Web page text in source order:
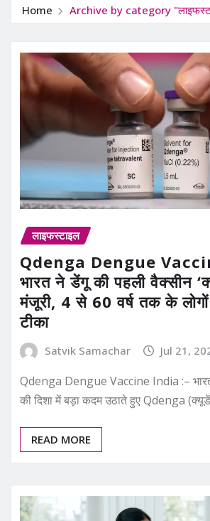
Home Archive by category
लाइफस्टाइल
Qdenga Dengue
भारत ने डेंगू की पहली वैक्सीन
मंजूरी, 4 से 60 वर्ष तक के
टीका
Satvik Samachar Jul 21,
Qdenga Dengue Vaccine India :–
की दिशा में बड़ा कदम उठाते हुए Qdenga
READ MORE